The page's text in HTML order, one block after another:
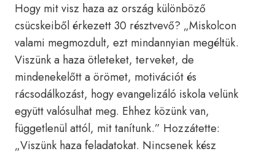
Hogy mit visz haza az ország különböző
csücskeiből érkezett 30 résztvevő? „Miskolcon
valami megmozdult, ezt mindannyian megéltük.
Viszünk a haza ötleteket, terveket, de
mindenekelőtt a örömet, motivációt és
rácsodálkozást, hogy evangelizáló iskola velünk
együtt valósulhat meg. Ehhez közünk van,
függetlenül attól, mit tanítunk.” Hozzátette:
„Viszünk haza feladatokat. Nincsenek kész